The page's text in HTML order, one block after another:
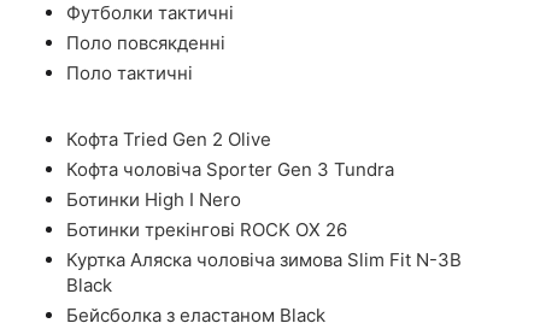
Футболки тактичні
Поло повсякденні
Поло тактичні
Кофта Tried Gen 2 Olive
Кофта чоловіча Sporter Gen 3 Tundra
Ботинки High I Nero
Ботинки трекінгові ROCK OX 26
Куртка Аляска чоловіча зимова Slim Fit N-3B
Black
Бейсболка з еластаном Black